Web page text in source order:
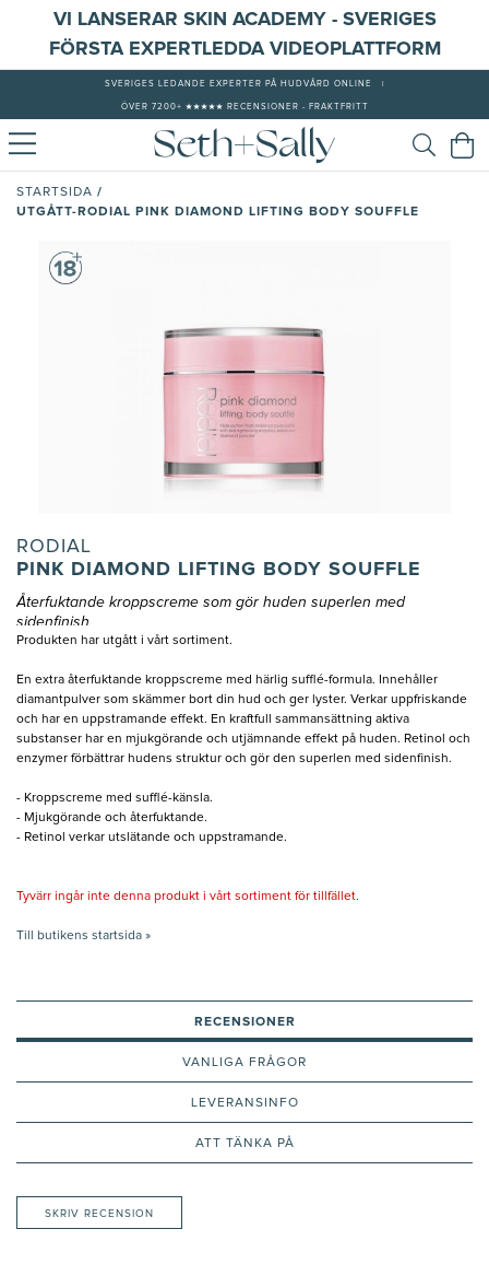
VI LANSERAR SKIN ACADEMY - SVERIGES
FÖRSTA EXPERTLEDDA VIDEOPLATTFORM
SVERIGES LEDANDE EXPERTER PÅ HUDVÅRD ONLINE
ÖVER 7200+ ★★★★★ RECENSIONER - FRAKTFRITT
STARTSIDA /
UTGÅTT-RODIAL PINK DIAMOND LIFTING BODY SOUFFLE
RODIAL
PINK DIAMOND LIFTING BODY SOUFFLE
Återfuktande kroppscreme som gör huden superlen med
sidenfinish
Produkten har utgått i vårt sortiment.
En extra återfuktande kroppscreme med härlig sufflé-formula. Innehåller
diamantpulver som skämmer bort din hud och ger lyster. Verkar uppfriskande
och har en uppstramande effekt. En kraftfull sammansättning aktiva
substanser har en mjukgörande och utjämnande effekt på huden. Retinol och
enzymer förbättrar hudens struktur och gör den superlen med sidenfinish.
- Kroppscreme med sufflé-känsla.
- Mjukgörande och återfuktande.
- Retinol verkar utslätande och uppstramande.
Tyvärr ingår inte denna produkt i vårt sortiment för tillfället.
Till butikens startsida »
RECENSIONER
VANLIGA FRÅGOR
LEVERANSINFO
ATT TÄNKA PÅ
SKRIV RECENSION